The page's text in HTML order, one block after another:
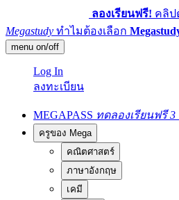
ลองเรียนฟรี! คลิป
Megastudy ทำไมต้องเลือก
menu on/off
Log In
ลงทะเบียน
MEGAPASS ทดลองเรียนฟรี 3
ครูของ Mega
คณิตศาสตร์
ภาษาอังกฤษ
เคมี